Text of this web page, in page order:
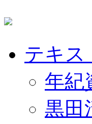
テキス
年紀
黒田